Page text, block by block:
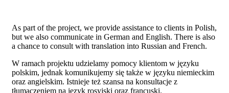
As part of the project, we provide assistance to clients in Polish,
but we also communicate in German and English. There is also
a chance to consult with translation into Russian and French.
W ramach projektu udzielamy pomocy klientom w języku
polskim, jednak komunikujemy się także w języku niemieckim
oraz angielskim. Istnieje też szansa na konsultacje z
tłumaczeniem na język rosyjski oraz francuski.